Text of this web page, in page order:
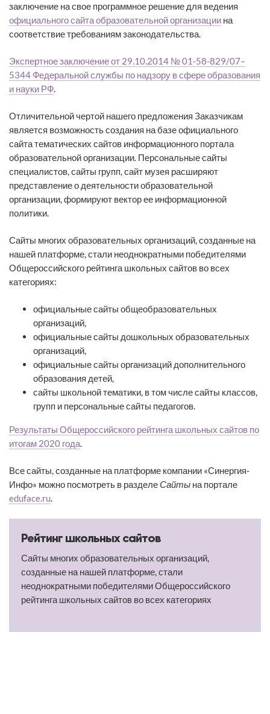
заключение на свое программное решение для ведения
официального сайта образовательной организации на
соответствие требованиям законодательства.
Экспертное заключение от 29.10.2014 № 01-58-829/07–
5344 Федеральной службы по надзору в сфере образования
и науки РФ.
Отличительной чертой нашего предложения Заказчикам
является возможность создания на базе официального
сайта тематических сайтов информационного портала
образовательной организации. Персональные сайты
специалистов, сайты групп, сайт музея расширяют
представление о деятельности образовательной
организации, формируют вектор ее информационной
политики.
Сайты многих образовательных организаций, созданные на
нашей платформе, стали неоднократными победителями
Общероссийского рейтинга школьных сайтов во всех
категориях:
официальные сайты общеобразовательных
организаций,
официальные сайты дошкольных образовательных
организаций,
официальные сайты организаций дополнительного
образования детей,
сайты школьной тематики, в том числе сайты классов,
групп и персональные сайты педагогов.
Результаты Общероссийского рейтинга школьных сайтов по
итогам 2020 года.
Все сайты, созданные на платформе компании «Синергия-
Инфо» можно посмотреть в разделеСайты на портале
eduface.ru.
Рейтинг школьных сайтов
Сайты многих образовательных организаций,
созданные на нашей платформе, стали
неоднократными победителями Общероссийского
рейтинга школьных сайтов во всех категориях